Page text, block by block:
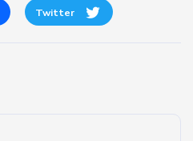
Twitter